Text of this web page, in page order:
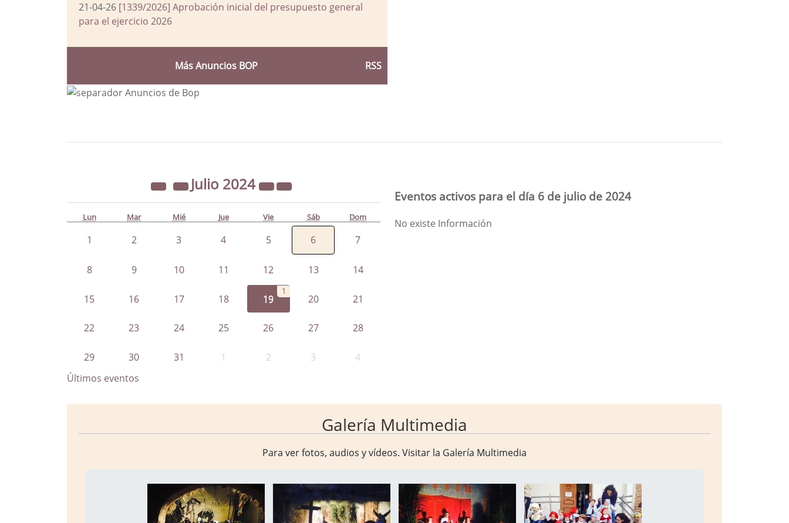
21-04-26 [1339/2026] Aprobación inicial del presupuesto general
para el ejercicio 2026
Más Anuncios BOP RSS
Julio 2024
Lun Mar Mié Jue Vie Sáb Dom
1 2 3 4 5 6 7
8 9 10 11 12 13 14
15 16 17 18 19
1
20 21
22 23 24 25 26 27 28
29 30 31 1 2 3 4
Eventos activos para el día 6 de julio de 2024
No existe Información
Últimos eventos
Galería Multimedia
Para ver fotos, audios y vídeos. Visitar la Galería Multimedia